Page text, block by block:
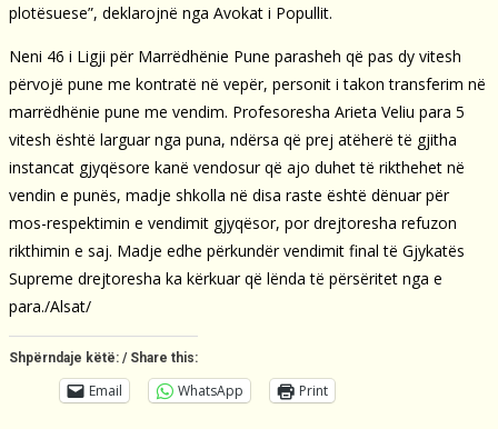
plotësuese”, deklarojnë nga Avokat i Popullit.
Neni 46 i Ligji për Marrëdhënie Pune parasheh që pas dy vitesh
përvojë pune me kontratë në vepër, personit i takon transferim në
marrëdhënie pune me vendim. Profesoresha Arieta Veliu para 5
vitesh është larguar nga puna, ndërsa që prej atëherë të gjitha
instancat gjyqësore kanë vendosur që ajo duhet të rikthehet në
vendin e punës, madje shkolla në disa raste është dënuar për
mos-respektimin e vendimit gjyqësor, por drejtoresha refuzon
rikthimin e saj. Madje edhe përkundër vendimit final të Gjykatës
Supreme drejtoresha ka kërkuar që lënda të përsëritet nga e
para./Alsat/
Shpërndaje këtë: / Share this:
Email WhatsApp Print